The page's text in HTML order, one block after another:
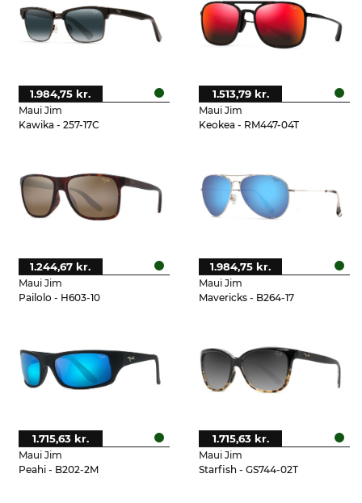
Maui Jim
Kawika - 257-17C
1.984,75 kr.
Maui Jim
Keokea - RM447-04T
1.513,79 kr.
Maui Jim
Pailolo - H603-10
1.244,67 kr.
Maui Jim
Mavericks - B264-17
1.984,75 kr.
Maui Jim
Peahi - B202-2M
1.715,63 kr.
Maui Jim
Starfish - GS744-02T
1.715,63 kr.